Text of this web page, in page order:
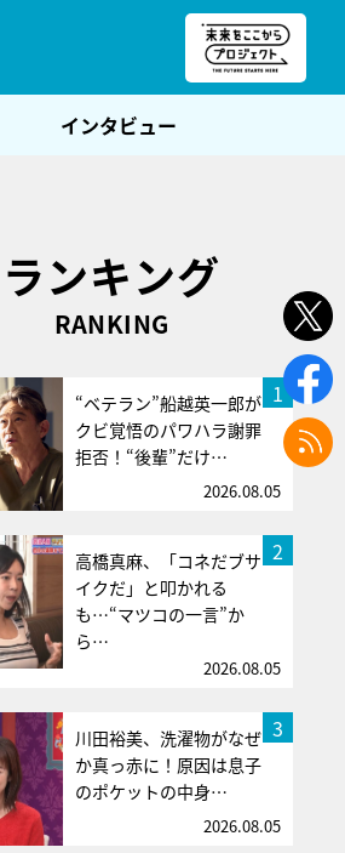
インタビュー
ランキング
RANKING
1
“ベテラン”船越英一郎が
クビ覚悟のパワハラ謝罪
拒否！“後輩”だけ…
2026.08.05
2
高橋真麻、「コネだブサ
イクだ」と叩かれる
も…“マツコの一言”か
ら…
2026.08.05
3
川田裕美、洗濯物がなぜ
か真っ赤に！原因は息子
のポケットの中身…
2026.08.05